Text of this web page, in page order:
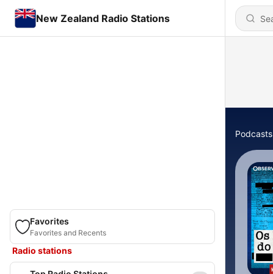
New Zealand Radio Stations
Favorites
Favorites and Recents
Radio stations
Podcasts